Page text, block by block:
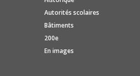
Autorités scolaires
Bâtiments
200e
En images